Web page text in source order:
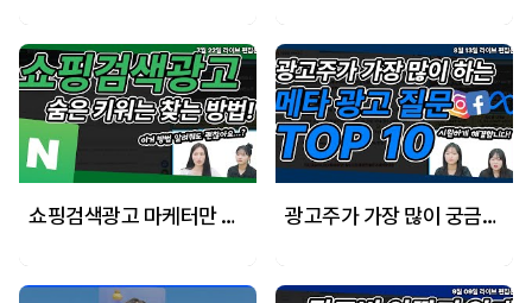
쇼핑검색광고 마케터만 아는 숨은 키워드 찾는 방법! 광고주가 가장 많이 궁금해 하는 메타광고 궁금증 top 10